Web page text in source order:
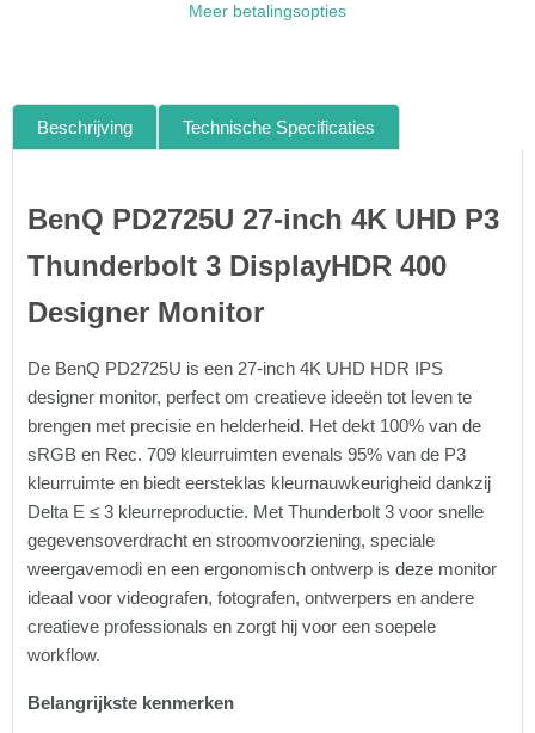
Meer betalingsopties
Beschrijving Technische Specificaties
BenQ PD2725U 27-inch 4K UHD P3
Thunderbolt 3 DisplayHDR 400
Designer Monitor
De BenQ PD2725U is een 27-inch 4K UHD HDR IPS
designer monitor, perfect om creatieve ideeën tot leven te
brengen met precisie en helderheid. Het dekt 100% van de
sRGB en Rec. 709 kleurruimten evenals 95% van de P3
kleurruimte en biedt eersteklas kleurnauwkeurigheid dankzij
Delta E ≤ 3 kleurreproductie. Met Thunderbolt 3 voor snelle
gegevensoverdracht en stroomvoorziening, speciale
weergavemodi en een ergonomisch ontwerp is deze monitor
ideaal voor videografen, fotografen, ontwerpers en andere
creatieve professionals en zorgt hij voor een soepele
workflow.
Belangrijkste kenmerken